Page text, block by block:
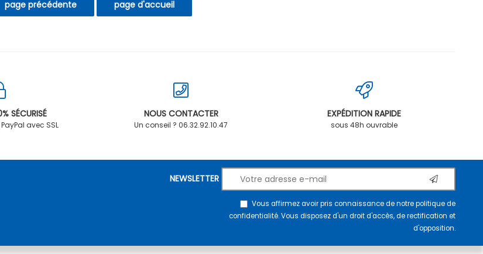
SÉCURISÉ
avec SSL
NOUS CONTACTER
Un conseil ? 06.32.92.10.47
EXPÉDITION RAPIDE
sous 48h ouvrable
NEWSLETTER
Vous affirmez avoir pris connaissance de notrepolitique de
confidentialité. Vous disposez d'un droit d'accès, de rectification et
d'opposition.